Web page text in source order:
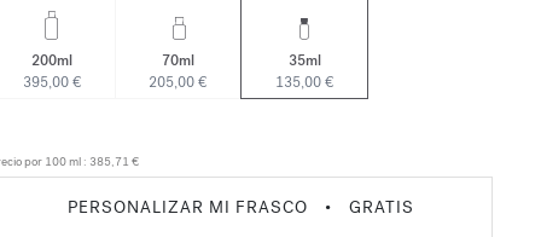
200ml
395,00 €
70ml
205,00 €
35ml
135,00 €
por 100 ml : 385,71 €
PERSONALIZAR MI FRASCO • GRATIS